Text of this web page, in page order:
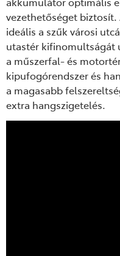
vezethetőséget
ideális a szűk városi
utastér kifinomultságát
a műszerfal- és
kipufogórendszer és
a magasabb
extra hangszigetelés.